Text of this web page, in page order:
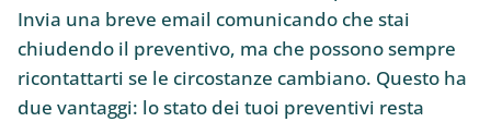
Invia una breve email comunicando che stai
chiudendo il preventivo, ma che possono sempre
ricontattarti se le circostanze cambiano. Questo ha
due vantaggi: lo stato dei tuoi preventivi resta